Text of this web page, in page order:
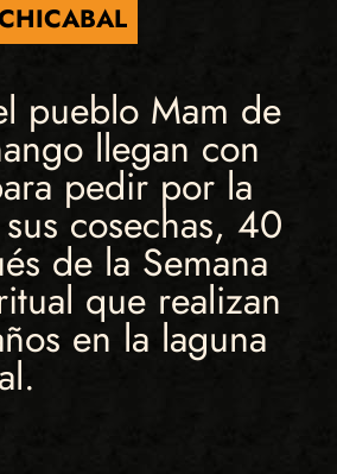
pueblo Mam de
llegan con
pedir por la
cosechas, 40
de la Semana
que realizan
en la laguna